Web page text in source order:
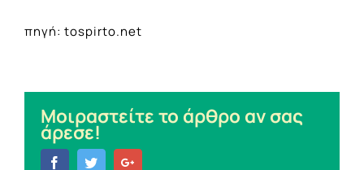
πηγή: tospirto.net
Μοιραστείτε το άρθρο αν σας
άρεσε!
FacebookTwitter